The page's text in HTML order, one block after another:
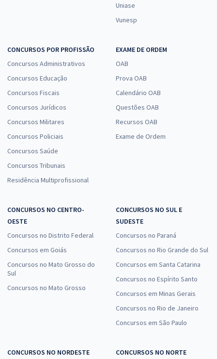
Uniase
Vunesp
CONCURSOS POR PROFISSÃO
Concursos Administrativos
Concursos Educação
Concursos Fiscais
Concursos Jurídicos
Concursos Militares
Concursos Policiais
Concursos Saúde
Concursos Tribunais
Residência Multiprofissional
EXAME DE ORDEM
OAB
Prova OAB
Calendário OAB
Questões OAB
Recursos OAB
Exame de Ordem
CONCURSOS NO CENTRO-
OESTE
Concursos no Distrito Federal
Concursos em Goiás
Concursos no Mato Grosso do
Sul
Concursos no Mato Grosso
CONCURSOS NO SUL E
SUDESTE
Concursos no Paraná
Concursos no Rio Grande do Sul
Concursos em Santa Catarina
Concursos no Espírito Santo
Concursos em Minas Gerais
Concursos no Rio de Janeiro
Concursos em São Paulo
CONCURSOS NO NORDESTE
CONCURSOS NO NORTE